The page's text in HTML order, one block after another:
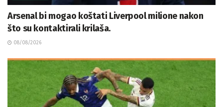
Arsenal bi mogao koštati Liverpool milione nakon
što su kontaktirali krilaša.
08/08/2026